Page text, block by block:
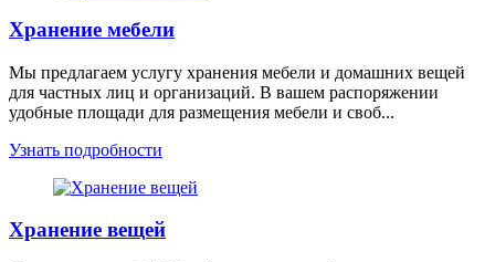
Хранение мебели
Мы предлагаем услугу хранения мебели и домашних вещей
для частных лиц и организаций. В вашем распоряжении
удобные площади для размещения мебели и своб...
Узнать подробности
Хранение вещей